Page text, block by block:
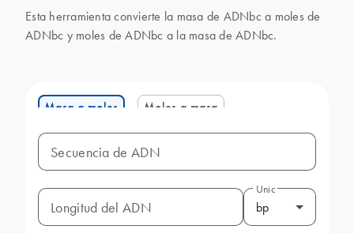
Esta herramienta convierte la masa de ADNbc a moles de
ADNbc y moles de ADNbc a la masa de ADNbc.
Masa a moles Moles a masa
Secuencia de ADN
Longitud del ADN
Unidad
bp